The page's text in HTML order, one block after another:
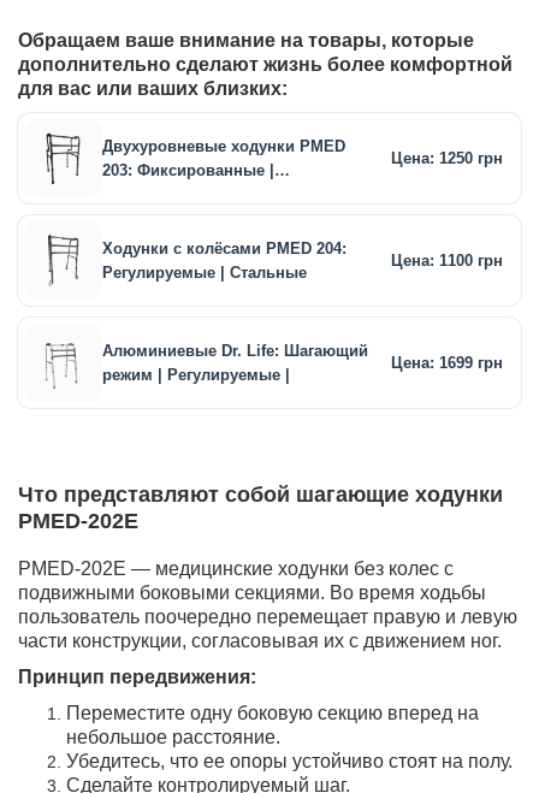
Обращаем ваше внимание на товары, которые
дополнительно сделают жизнь более комфортной
для вас или ваших близких:
Двухуровневые ходунки PMED
203: Фиксированные |
Цена: 1250 грн
Ходунки с колёсами PMED 204:
Регулируемые | Стальные
Цена: 1100 грн
Алюминиевые Dr. Life: Шагающий
режим | Регулируемые |
Цена: 1699 грн
Что представляют собой шагающие ходунки
PMED-202E
PMED-202E — медицинские ходунки без колес с
подвижными боковыми секциями. Во время ходьбы
пользователь поочередно перемещает правую и левую
части конструкции, согласовывая их с движением ног.
Принцип передвижения:
Переместите одну боковую секцию вперед на
небольшое расстояние.
Убедитесь, что ее опоры устойчиво стоят на полу.
Сделайте контролируемый шаг.